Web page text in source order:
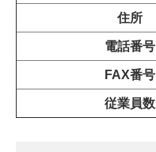
住所
電話番号
FAX番号
従業員数